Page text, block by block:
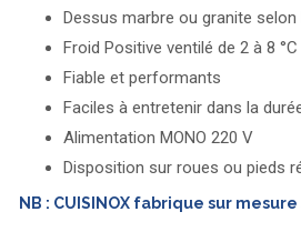
Dessus marbre ou granite
Froid Positive ventilé de 2 à 8 °C
Fiable et performants
Faciles à entretenir dans la
Alimentation MONO 220 V
Disposition sur roues ou pieds
NB : CUISINOX fabrique sur